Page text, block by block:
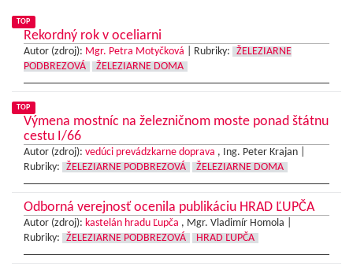
TOP
Rekordný rok v oceliarni
Autor (zdroj): Mgr. Petra Motyčková Rubriky:
ŽELEZIARNE
PODBREZOVÁ
ŽELEZIARNE DOMA
TOP
Výmena mostníc na železničnom moste ponad štátnu
cestu I/66
Autor (zdroj): vedúci prevádzkarne doprava , Ing. Peter Krajan |
Rubriky:
ŽELEZIARNE PODBREZOVÁ ŽELEZIARNE DOMA
Odborná verejnosť ocenila publikáciu HRAD ĽUPČA
Autor (zdroj): kastelán hradu Ľupča , Mgr. Vladimír Homola |
Rubriky:
ŽELEZIARNE PODBREZOVÁ HRAD ĽUPČA